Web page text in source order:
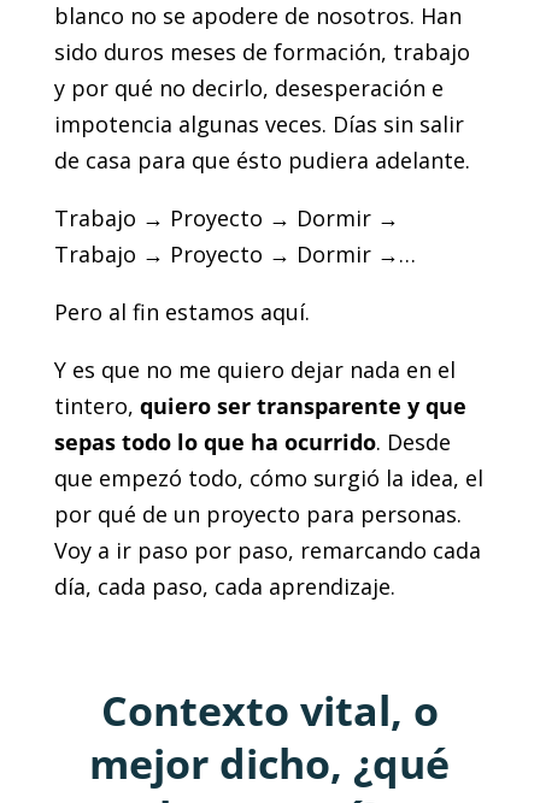
blanco no se apodere de nosotros. Han
sido duros meses de formación, trabajo
y por qué no decirlo, desesperación e
impotencia algunas veces. Días sin salir
de casa para que ésto pudiera adelante.
Trabajo → Proyecto → Dormir →
Trabajo → Proyecto → Dormir →…
Pero al fin estamos aquí.
Y es que no me quiero dejar nada en el
tintero, quiero ser transparente y que
sepas todo lo que ha ocurrido. Desde
que empezó todo, cómo surgió la idea, el
por qué de un proyecto para personas.
Voy a ir paso por paso, remarcando cada
día, cada paso, cada aprendizaje.
Contexto vital, o
mejor dicho, ¿qué